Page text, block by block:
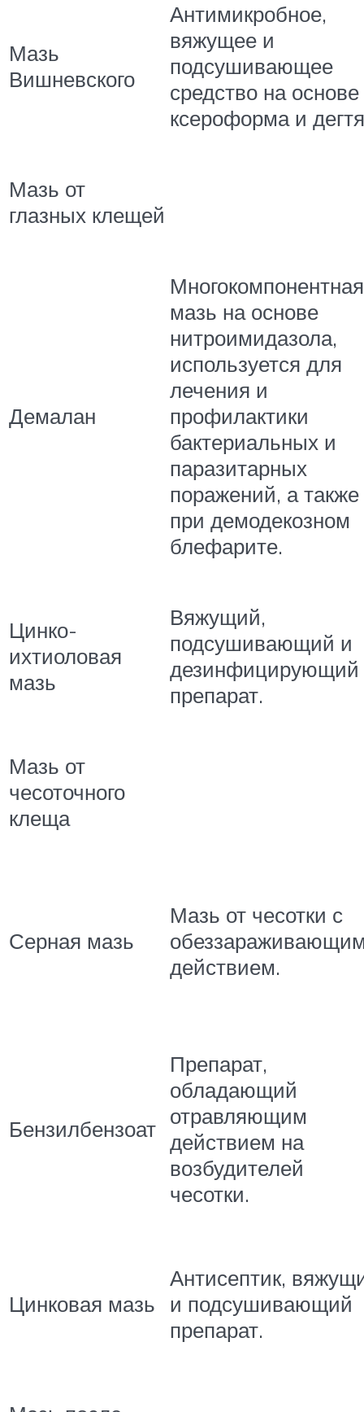
Мазь
Вишневского
Антимикробное,
вяжущее и
подсушивающее
средство на основе
ксероформа и
Мазь от
глазных клещей
Демалан
Многокомпонентная
мазь на основе
нитроимидазола,
используется для
лечения и
профилактики
бактериальных и
паразитарных
поражений, а также
при демодекозном
блефарите.
Цинко-
ихтиоловая
мазь
Вяжущий,
подсушивающий и
дезинфицирующий
препарат.
Мазь от
чесоточного
клеща
Серная мазь
Мазь от чесотки с
действием.
Бензилбензоат
Препарат,
обладающий
отравляющим
действием на
возбудителей
чесотки.
Цинковая мазь
Антисептик,
и подсушивающий
препарат.